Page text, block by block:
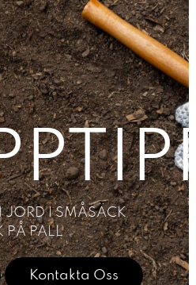
JORD I SMÅSÄCK
PÅ PALL
Kontakta Oss